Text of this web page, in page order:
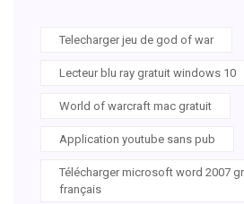
Telecharger jeu de god of war
Lecteur blu ray gratuit windows 10
World of warcraft mac gratuit
Application youtube sans pub
Télécharger microsoft word 2007
français